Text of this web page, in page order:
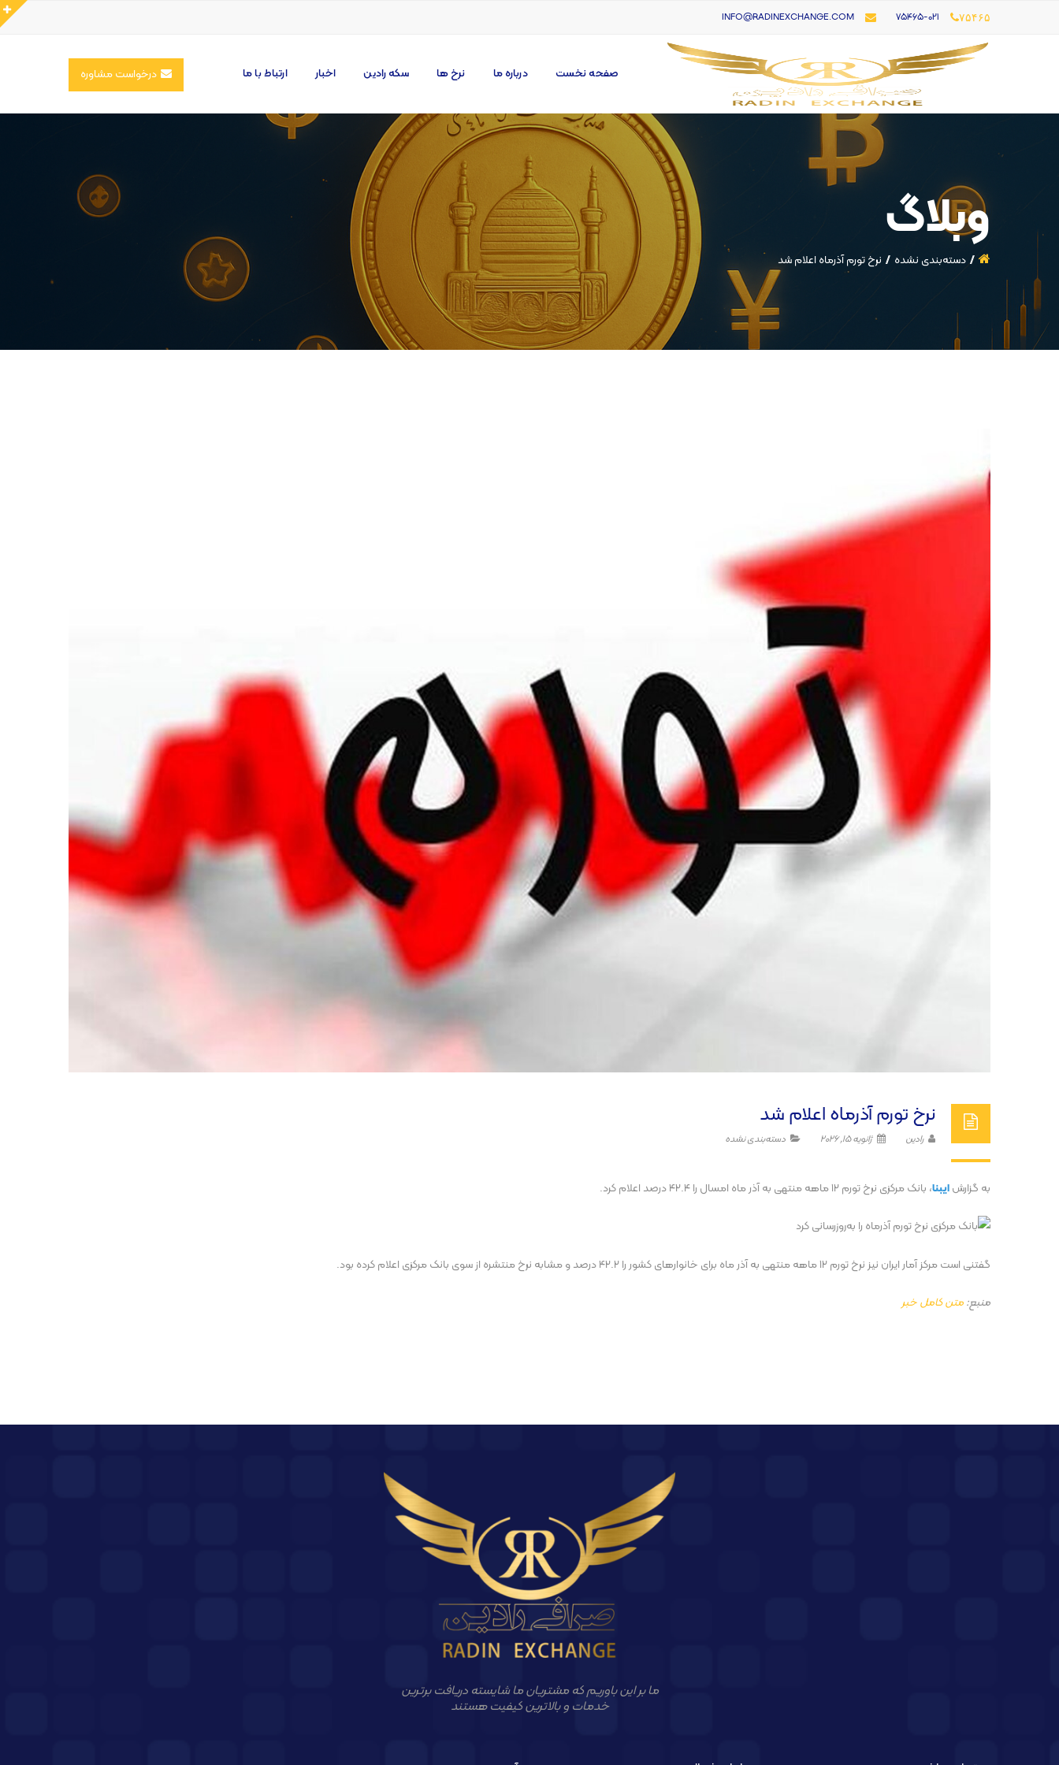
۷۵۴۶۵ INFO@RADINEXCHANGE.COM
صفحه نخست درباره ما نرخ ها سکه رادین اخبار ارتباط با ما درخواست مشاوره
وبلاگ
دسته‌بندی نشده نرخ تورم آذر‌ماه اعلام شد
نرخ تورم آذر‌ماه اعلام شد
رادین ژانویه 15, 2026 دسته‌بندی نشده
به گزارشایبنا، بانک مرکزی نرخ تورم ۱۲ ماهه منتهی به آذر ماه امسال را ۴۲.۴ درصد اعلام کرد.
گفتنی است مرکز آمار ایران نیز نرخ تورم ۱۲ ماهه منتهی به آذر ماه برای خانوار‌های کشور را ۴۲.۲ درصد و مشابه نرخ منتشره از سوی بانک مرکزی اعلام کرده بود.
منبع:متن کامل خبر
ما بر این باوریم که مشتریان ما شایسته دریافت برترین
خدمات و بالاترین کیفیت هستند